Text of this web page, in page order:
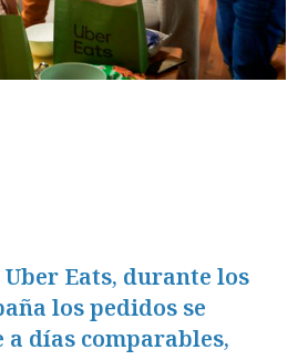
Uber Eats, durante los
los pedidos se
días comparables,